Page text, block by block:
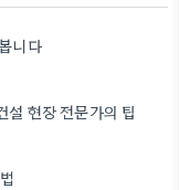
니다
현장 전문가의 팁